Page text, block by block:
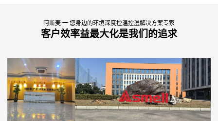
阿斯麦 一 您身边的环境深度控温控湿解决方案专家
客户效率益最大化是我们的追求